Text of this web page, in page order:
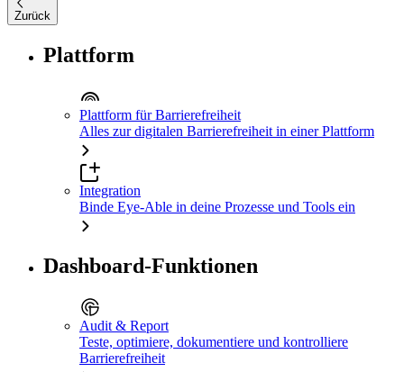
Zurück
Plattform
Plattform für Barrierefreiheit
Alles zur digitalen Barrierefreiheit in einer Plattform
Integration
Binde Eye-Able in deine Prozesse und Tools ein
Dashboard-Funktionen
Audit & Report
Teste, optimiere, dokumentiere und kontrolliere
Barrierefreiheit